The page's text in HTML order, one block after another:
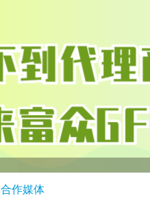
合作媒体